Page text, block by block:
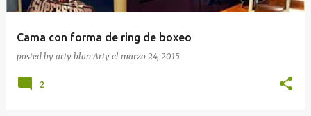
Cama con forma de ring de boxeo
posted by arty blanArty el marzo 24, 2015
2